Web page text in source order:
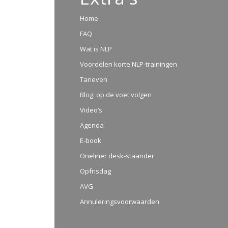
Home
FAQ
Wat is NLP
Voordelen korte NLP-trainingen
Tarieven
Blog: op de voet volgen
Video’s
Agenda
E-book
Oneliner desk-staander
Opfrisdag
AVG
Annuleringsvoorwaarden